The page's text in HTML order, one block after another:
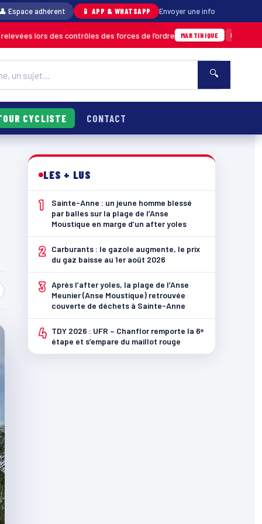
Espace adhérent 📱 APP & WHATSAPP Envoyer une info
des contrôles des forces de l’ordre MARTINIQUE 04/08 · 11h06
🔍
CYCLISTE CONTACT
LES + LUS
1
Sainte-Anne : un jeune homme blessé
par balles sur la plage de l’Anse
Moustique en marge d’un after yoles
2
Carburants : le gazole augmente, le prix
du gaz baisse au 1er août 2026
3 Après l’after yoles, la plage de l’Anse
Meunier (Anse Moustique) retrouvée
couverte de déchets à Sainte-Anne
4 TDY 2026 : UFR – Chanflor remporte la 6ᵉ
étape et s’empare du maillot rouge